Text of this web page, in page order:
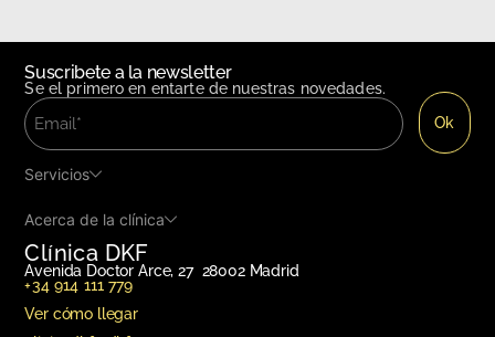
Clínica DKF
Avenida Doctor Arce, 27 28002 Madrid
+34 914 111 779
Ver cómo llegar
Suscribete a la newsletter
Se el primero en entarte de nuestras novedades.
Servicios
Acerca de la clínica